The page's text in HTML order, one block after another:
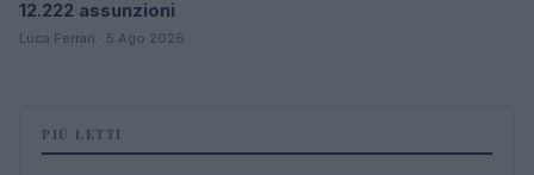
12.222 assunzioni
Luca Ferrari · 5 Ago 2026
PIÙ LETTI